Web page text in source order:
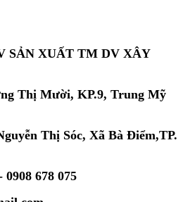
SẢN XUẤT TM DV XÂY
Thị Mười, KP.9, Trung Mỹ
Thị Sóc, Xã Bà Điểm,TP.
678 075